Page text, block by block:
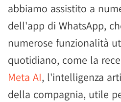
abbiamo assistito a
dell'app di WhatsApp,
numerose funzionalità
quotidiano, come la
Meta AI, l'intelligenza
della compagnia, utile